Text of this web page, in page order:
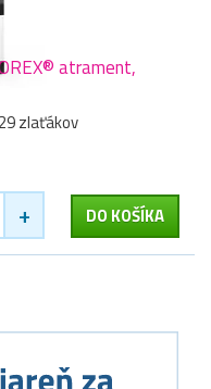
atrament,
29 zlaťákov
+ DO KOŠÍKA